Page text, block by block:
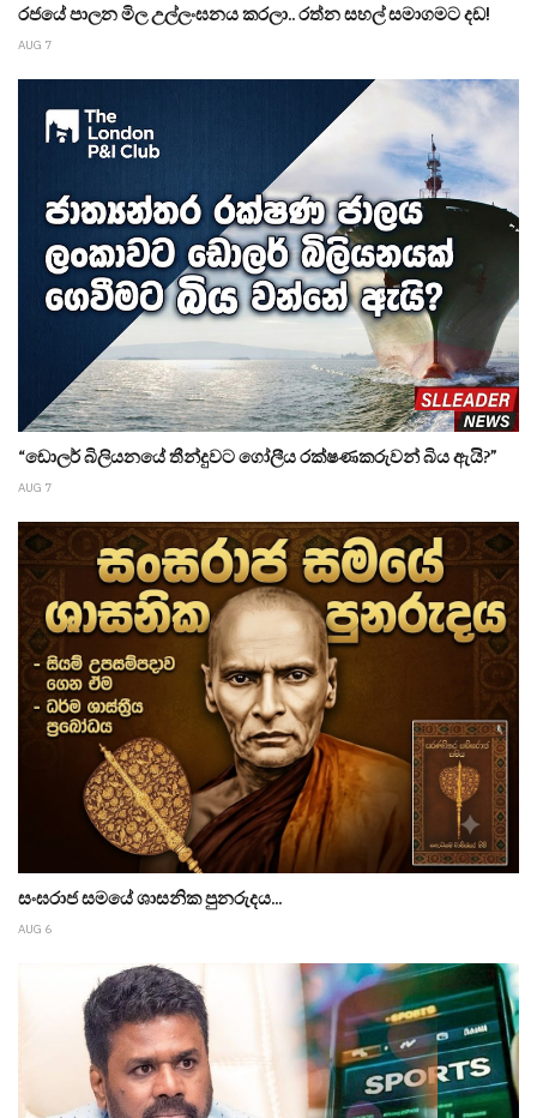
රජයේ පාලන මිල උල්ලංඝනය කරලා.. රත්න සහල් සමාගමට දඩ!
AUG 7
“ඩොලර් බිලියනයේ තීන්දුවට ගෝලීය රක්ෂණකරුවන් බිය ඇයි?”
AUG 7
සංඝරාජ සමයේ ශාසනික පුනරුදය...
AUG 6